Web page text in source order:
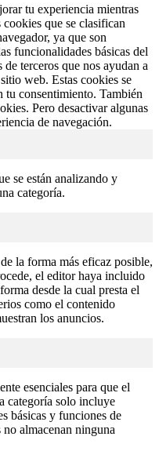
tu experiencia mientras
que se clasifican
ya que son
funcionalidades básicas del
terceros que nos ayudan a
web. Estas cookies se
tu consentimiento. También
Pero desactivar algunas
de navegación.
se están analizando y
categoría.
la forma más eficaz posible,
el editor haya incluido
desde la cual presta el
como el contenido
los anuncios.
esenciales para que el
categoría solo incluye
básicas y funciones de
almacenan ninguna